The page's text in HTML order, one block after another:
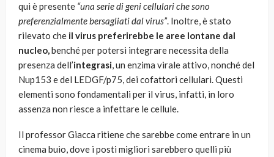
qui è presente “una serie di geni cellulari che sono
preferenzialmente bersagliati dal virus”. Inoltre, è stato
rilevato che il virus preferirebbe le aree lontane dal
nucleo,benché per potersi integrare necessita della
presenza dell’integrasi, un enzima virale attivo, nonché del
Nup153 e del LEDGF/p75, dei cofattori cellulari. Questi
elementi sono fondamentali per il virus, infatti, in loro
assenza non riesce a infettare le cellule.
Il professor Giacca ritiene che sarebbe come entrare in un
cinema buio, dove i posti migliori sarebbero quelli più